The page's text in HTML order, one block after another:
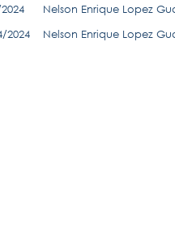
Nelson Enrique Lopez
2024 Nelson Enrique Lopez